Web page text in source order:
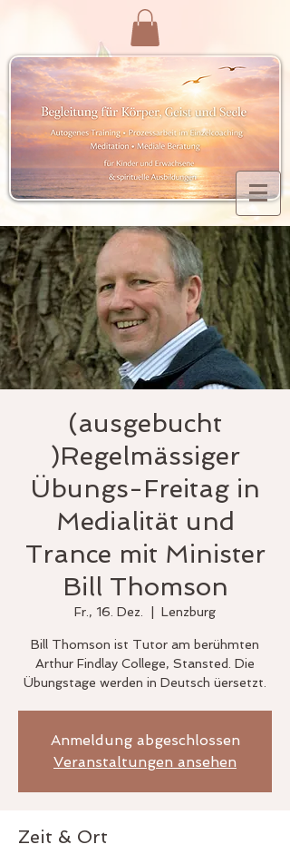
(ausgebucht
)Regelmässiger
Übungs-Freitag in
Medialität und
Trance mit Minister
Bill Thomson
Fr., 16. Dez. Lenzburg
Bill Thomson ist Tutor am berühmten
Arthur Findlay College, Stansted. Die
Übungstage werden in Deutsch üersetzt.
Anmeldung abgeschlossen
Veranstaltungen ansehen
Zeit & Ort